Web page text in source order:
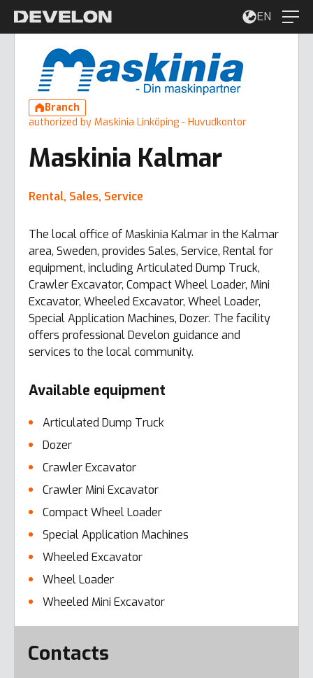
EN
Branch
authorized by Maskinia Linköping - Huvudkontor
Maskinia Kalmar
Rental, Sales, Service
The local office of Maskinia Kalmar in the Kalmar
area, Sweden, provides Sales, Service, Rental for
equipment, including Articulated Dump Truck,
Crawler Excavator, Compact Wheel Loader, Mini
Excavator, Wheeled Excavator, Wheel Loader,
Special Application Machines, Dozer. The facility
offers professional Develon guidance and
services to the local community.
Available equipment
Articulated Dump Truck
Dozer
Crawler Excavator
Crawler Mini Excavator
Compact Wheel Loader
Special Application Machines
Wheeled Excavator
Wheel Loader
Wheeled Mini Excavator
Error here
Contacts